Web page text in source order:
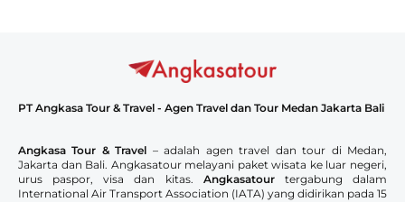
PT Angkasa Tour & Travel - Agen Travel dan Tour Medan Jakarta Bali
Angkasa Tour & Travel – adalah agen travel dan tour di Medan,
Jakarta dan Bali. Angkasatour melayani paket wisata ke luar negeri,
urus paspor, visa dan kitas. Angkasatourtergabung dalam
International Air Transport Association (IATA) yang didirikan pada 15